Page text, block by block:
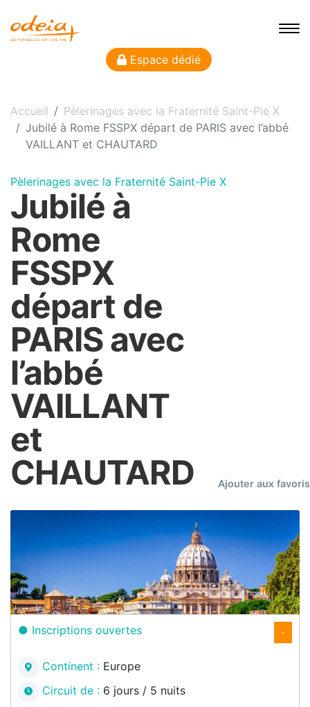
Espace dédié
Accueil
Pèlerinages avec la Fraternité Saint-Pie X
Jubilé à Rome FSSPX départ de PARIS avec l’abbé
VAILLANT et CHAUTARD
Pèlerinages avec la Fraternité Saint-Pie X
Jubilé à
Rome
FSSPX
départ de
PARIS avec
l’abbé
VAILLANT
et
CHAUTARD
Ajouter aux
Inscriptions ouvertes -
Continent : Europe
Circuit de : 6 jours / 5 nuits